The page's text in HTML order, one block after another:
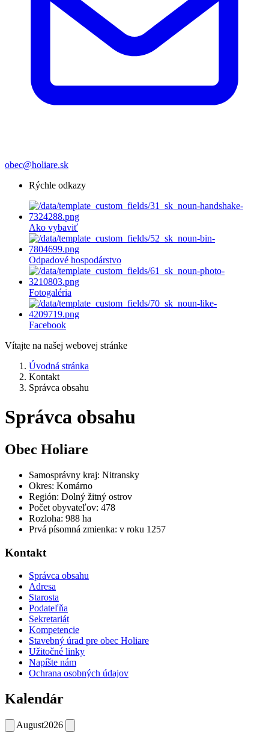
obec@holiare.sk
Rýchle odkazy
Ako vybaviť
Odpadové hospodárstvo
Fotogaléria
Facebook
Vítajte na našej webovej stránke
Úvodná stránka
Kontakt
Správca obsahu
Správca obsahu
Obec Holiare
Samosprávny kraj: Nitransky
Okres: Komárno
Región: Dolný žitný ostrov
Počet obyvateľov: 478
Rozloha: 988 ha
Prvá písomná zmienka: v roku 1257
Kontakt
Správca obsahu
Adresa
Starosta
Podateľňa
Sekretariát
Kompetencie
Stavebný úrad pre obec Holiare
Užitočné linky
Napíšte nám
Ochrana osobných údajov
Kalendár
August2026